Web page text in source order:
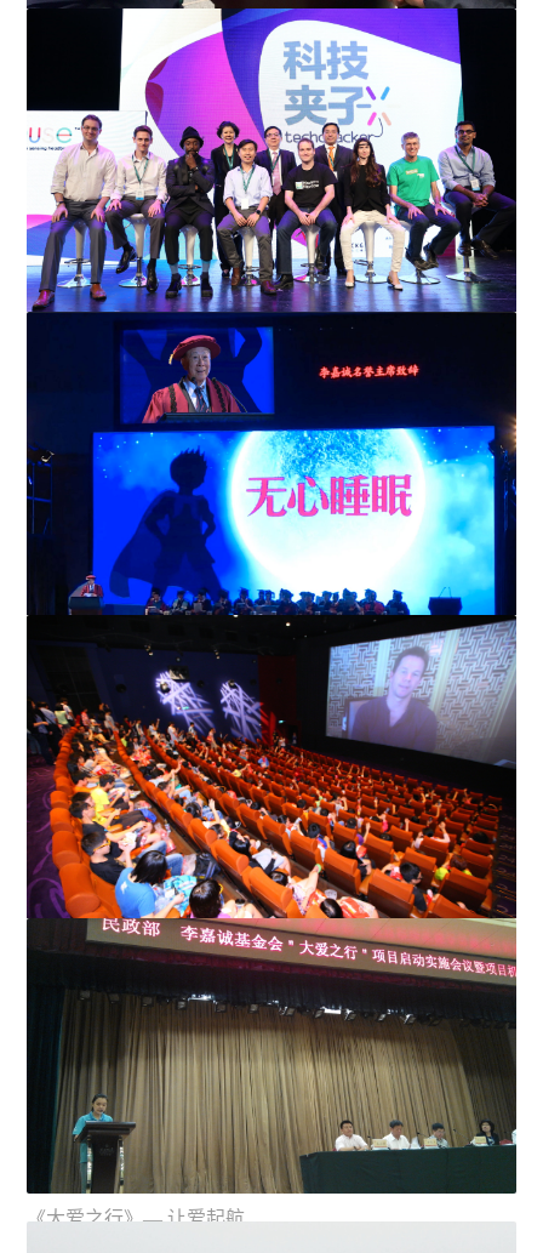
基金会办「科技夹子营」 邀百人师生团访以色列 探索不
「科技夹子」上海登场 李嘉诚：创意教育要启发对大海
无心睡眠 李嘉诚盼年轻人承担未来
两基金会合邀青少年率先看 《变形金刚4》
《大爱之行》— 让爱起航